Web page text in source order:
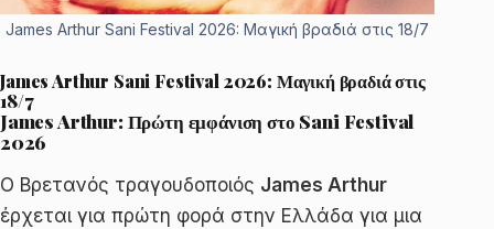
James Arthur Sani Festival 2026: Μαγική βραδιά στις 18/7
James Arthur Sani Festival 2026: Μαγική βραδιά στις
18/7
James Arthur: Πρώτη εμφάνιση στο Sani Festival
2026
Ο Βρετανός τραγουδοποιός James Arthur
έρχεται για πρώτη φορά στην Ελλάδα για μια